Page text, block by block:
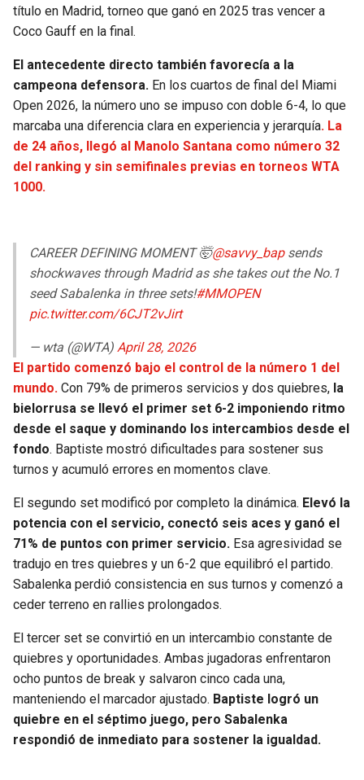
SAINTS
título en Madrid, torneo que ganó en 2025 tras vencer a
Coco Gauff en la final.
El antecedente directo también favorecía a la
campeona defensora. En los cuartos de final del Miami
Open 2026, la número uno se impuso con doble 6-4, lo que
marcaba una diferencia clara en experiencia y jerarquía. La
de 24 años, llegó al Manolo Santana como número 32
del ranking y sin semifinales previas en torneos WTA
1000.
CAREER DEFINING MOMENT 🤯@savvy_bapsends
shockwaves through Madrid as she takes out the No.1
seed Sabalenka in three sets!#MMOPEN
pic.twitter.com/6CJT2vJirt
— wta (@WTA) April 28, 2026
El partido comenzó bajo el control de la número 1 del
mundo. Con 79% de primeros servicios y dos quiebres, la
bielorrusa se llevó el primer set 6-2 imponiendo ritmo
desde el saque y dominando los intercambios desde el
fondo. Baptiste mostró dificultades para sostener sus
turnos y acumuló errores en momentos clave.
El segundo set modificó por completo la dinámica. Elevó la
potencia con el servicio, conectó seis aces y ganó el
71% de puntos con primer servicio. Esa agresividad se
tradujo en tres quiebres y un 6-2 que equilibró el partido.
Sabalenka perdió consistencia en sus turnos y comenzó a
ceder terreno en rallies prolongados.
El tercer set se convirtió en un intercambio constante de
quiebres y oportunidades. Ambas jugadoras enfrentaron
ocho puntos de break y salvaron cinco cada una,
manteniendo el marcador ajustado. Baptiste logró un
quiebre en el séptimo juego, pero Sabalenka
respondió de inmediato para sostener la igualdad.